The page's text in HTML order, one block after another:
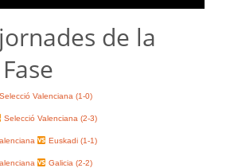
de la
Selecció Valenciana (1-0)
Selecció Valenciana (2-3)
Euskadi (1-1)
Galicia (2-2)